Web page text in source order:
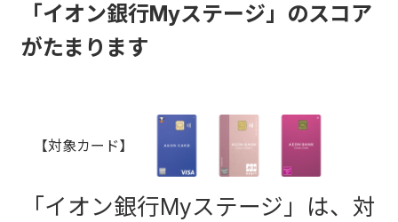
「イオン銀行Myステージ」のスコア
がたまります
【対象カード】
「イオン銀行Myステージ」は、対